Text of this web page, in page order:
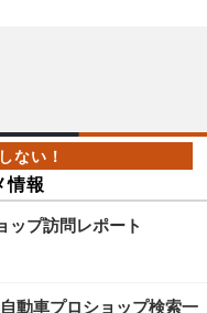
情報
ップ訪問レポート
車プロショップ検索一